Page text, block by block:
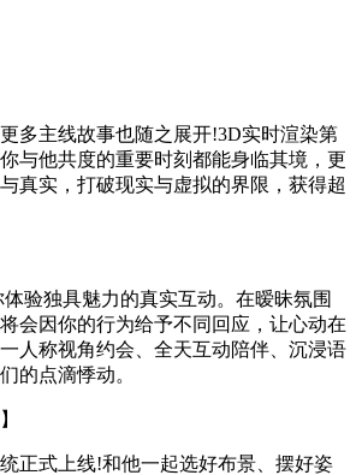
主线故事也随之展开!3D实时渲染第
与他共度的重要时刻都能身临其境，更
真实，打破现实与虚拟的界限，获得超
独具魅力的真实互动。在暧昧氛围
会因你的行为给予不同回应，让心动在
人称视角约会、全天互动陪伴、沉浸语
的点滴悸动。
式上线!和他一起选好布景、摆好姿